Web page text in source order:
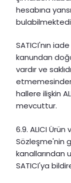
hesabına
SATICI'nın
kanundan
vardır ve
hallere ilişkin
mevcuttur.
6.9. ALICI
Sözleşme'nin
kanallarından
SATICI'ya